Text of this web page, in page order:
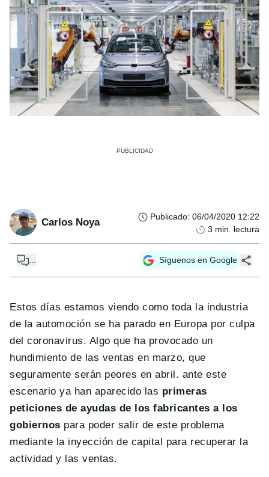
Carlos Noya Publicado: 06/04/2020 12:22
3 min. lectura
... Síguenos en Google
Estos días estamos viendo como toda la industria
de la automoción se ha parado en Europa por culpa
del coronavirus. Algo que ha provocado un
hundimiento de las ventas en marzo, que
seguramente serán peores en abril. ante este
escenario ya han aparecido las primeras
peticiones de ayudas de los fabricantes a los
gobiernos para poder salir de este problema
mediante la inyección de capital para recuperar la
actividad y las ventas.